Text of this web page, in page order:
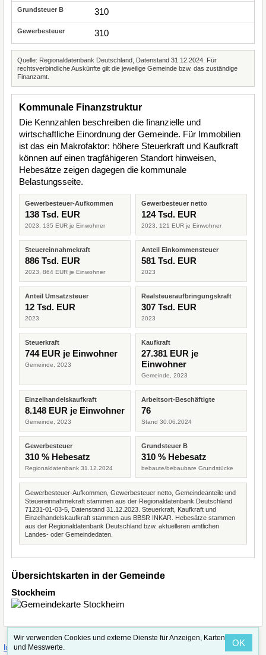
310
310
Quelle: Regionaldatenbank Deutschland, Datenstand 31.12.2024. Für
rechtsverbindliche Auskünfte gilt die jeweilige Gemeinde bzw. das zuständige
Finanzamt.
Kommunale Finanzstruktur
Die Kennzahlen beschreiben die finanzielle und
wirtschaftliche Einordnung der Gemeinde. Für Immobilien
ist das ein Makrofaktor: höhere Steuerkraft und Kaufkraft
können auf einen tragfähigeren Standort hinweisen,
Hebesätze zeigen dagegen die kommunale
Belastungsseite.
Gewerbesteuer-Aufkommen
138 Tsd. EUR
2023, 135 EUR je Einwohner
Gewerbesteuer netto
124 Tsd. EUR
2023, 121 EUR je Einwohner
Steuereinnahmekraft
886 Tsd. EUR
2023, 864 EUR je Einwohner
Anteil Einkommensteuer
581 Tsd. EUR
2023
Anteil Umsatzsteuer
12 Tsd. EUR
2023
Realsteueraufbringungskraft
307 Tsd. EUR
2023
Steuerkraft
744 EUR je Einwohner
Gemeinde, 2023
Kaufkraft
27.381 EUR je
Einwohner
Gemeinde, 2023
Einzelhandelskaufkraft
8.148 EUR je Einwohner
Gemeinde, 2023
Arbeitsort-Beschäftigte
76
Stand 30.06.2024
Gewerbesteuer
310 % Hebesatz
Regionaldatenbank 31.12.2024
Grundsteuer B
310 % Hebesatz
bebaute/bebaubare Grundstücke
Gewerbesteuer-Aufkommen, Gewerbesteuer netto, Gemeindeanteile und
Steuereinnahmekraft stammen aus der Regionaldatenbank Deutschland
71231-01-03-5, Datenstand 31.12.2023. Steuerkraft, Kaufkraft und
Einzelhandelskaufkraft stammen aus BBSR INKAR. Hebesätze stammen
aus der Regionaldatenbank Deutschland bzw. aktuelleren amtlichen
Landes- oder Gemeindedaten.
Übersichtskarten in der Gemeinde
Stockheim
Impressum·Straßenindex
Wir verwenden Cookies und externe Dienste für Anzeigen, Karten
und Messwerte.
OK